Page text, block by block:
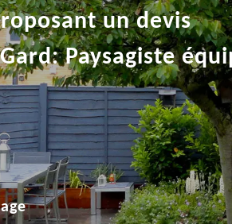
un devis
Paysagiste